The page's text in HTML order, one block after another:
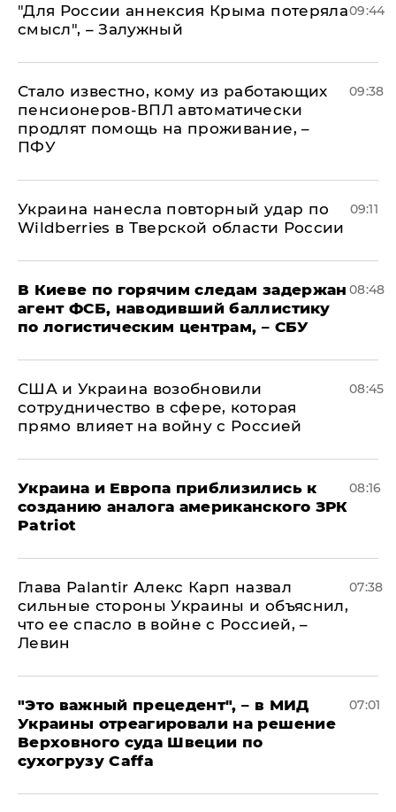
"Для России аннексия Крыма потеряла
смысл", – Залужный
09:44
Стало известно, кому из работающих
пенсионеров-ВПЛ автоматически
продлят помощь на проживание, –
ПФУ
09:38
Украина нанесла повторный удар по
Wildberries в Тверской области России
09:11
В Киеве по горячим следам задержан
агент ФСБ, наводивший баллистику
по логистическим центрам, – СБУ
08:48
США и Украина возобновили
сотрудничество в сфере, которая
прямо влияет на войну с Россией
08:45
Украина и Европа приблизились к
созданию аналога американского ЗРК
Patriot
08:16
Глава Palantir Алекс Карп назвал
сильные стороны Украины и объяснил,
что ее спасло в войне с Россией, –
Левин
07:38
"Это важный прецедент", – в МИД
Украины отреагировали на решение
Верховного суда Швеции по
сухогрузу Caffa
07:01